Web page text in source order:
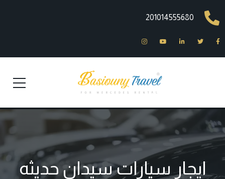
201014555680
ايجار سيارات سيدان حديثه